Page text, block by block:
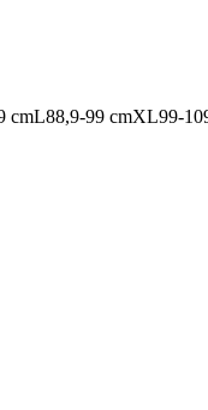
cmL88,9-99 cmXL99-